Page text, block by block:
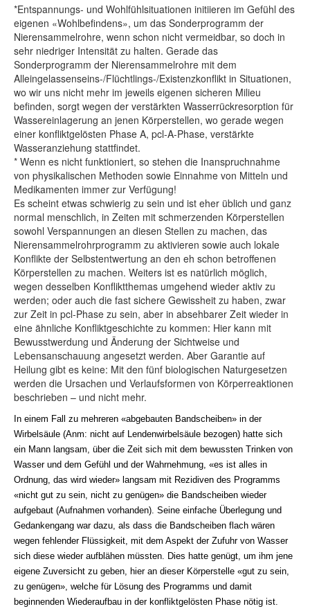
*Entspannungs- und Wohlfühlsituationen initiieren im Gefühl des
eigenen «Wohlbefindens», um das Sonderprogramm der
Nierensammelrohre, wenn schon nicht vermeidbar, so doch in
sehr niedriger Intensität zu halten. Gerade das
Sonderprogramm der Nierensammelrohre mit dem
Alleingelassenseins-/Flüchtlings-/Existenzkonflikt in Situationen,
wo wir uns nicht mehr im jeweils eigenen sicheren Milieu
befinden, sorgt wegen der verstärkten Wasserrückresorption für
Wassereinlagerung an jenen Körperstellen, wo gerade wegen
einer konfliktgelösten Phase A, pcl-A-Phase, verstärkte
Wasseranziehung stattfindet.
* Wenn es nicht funktioniert, so stehen die Inanspruchnahme
von physikalischen Methoden sowie Einnahme von Mitteln und
Medikamenten immer zur Verfügung!
Es scheint etwas schwierig zu sein und ist eher üblich und ganz
normal menschlich, in Zeiten mit schmerzenden Körperstellen
sowohl Verspannungen an diesen Stellen zu machen, das
Nierensammelrohrprogramm zu aktivieren sowie auch lokale
Konflikte der Selbstentwertung an den eh schon betroffenen
Körperstellen zu machen. Weiters ist es natürlich möglich,
wegen desselben Konfliktthemas umgehend wieder aktiv zu
werden; oder auch die fast sichere Gewissheit zu haben, zwar
zur Zeit in pcl-Phase zu sein, aber in absehbarer Zeit wieder in
eine ähnliche Konfliktgeschichte zu kommen: Hier kann mit
Bewusstwerdung und Änderung der Sichtweise und
Lebensanschauung angesetzt werden. Aber Garantie auf
Heilung gibt es keine: Mit den fünf biologischen Naturgesetzen
werden die Ursachen und Verlaufsformen von Körperreaktionen
beschrieben – und nicht mehr.
In einem Fall zu mehreren «abgebauten Bandscheiben» in der
Wirbelsäule (Anm: nicht auf Lendenwirbelsäule bezogen) hatte sich
ein Mann langsam, über die Zeit sich mit dem bewussten Trinken von
Wasser und dem Gefühl und der Wahrnehmung, «es ist alles in
Ordnung, das wird wieder» langsam mit Rezidiven des Programms
«nicht gut zu sein, nicht zu genügen» die Bandscheiben wieder
aufgebaut (Aufnahmen vorhanden). Seine einfache Überlegung und
Gedankengang war dazu, als dass die Bandscheiben flach wären
wegen fehlender Flüssigkeit, mit dem Aspekt der Zufuhr von Wasser
sich diese wieder aufblähen müssten. Dies hatte genügt, um ihm jene
eigene Zuversicht zu geben, hier an dieser Körperstelle «gut zu sein,
zu genügen», welche für Lösung des Programms und damit
beginnenden Wiederaufbau in der konfliktgelösten Phase nötig ist.